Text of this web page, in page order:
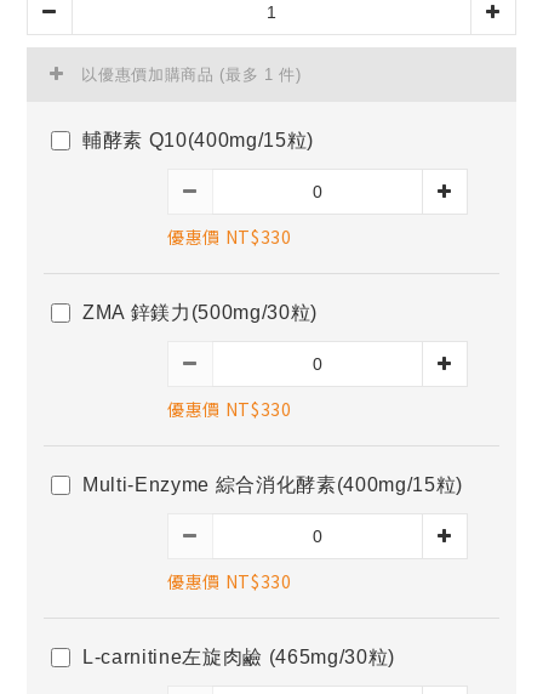
以優惠價加購商品 (最多 1 件)
輔酵素 Q10(400mg/15粒)
優惠價 NT$330
ZMA 鋅鎂力(500mg/30粒)
優惠價 NT$330
Multi-Enzyme 綜合消化酵素(400mg/15粒)
優惠價 NT$330
L-carnitine左旋肉鹼 (465mg/30粒)